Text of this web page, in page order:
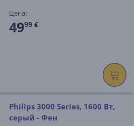
Цена:
4999 €
Philips 3000 Series, 1600 Вт,
серый - Фен